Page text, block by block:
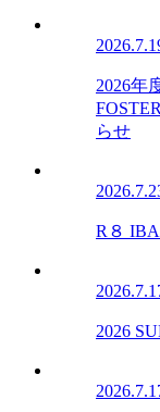
2026年
らせ
R８
2026